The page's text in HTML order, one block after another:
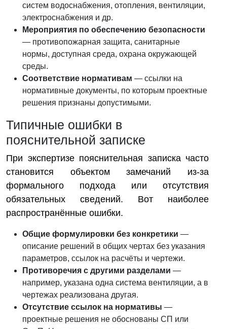
систем водоснабжения, отопления, вентиляции,
электроснабжения и др.
Мероприятия по обеспечению безопасности
— противопожарная защита, санитарные
нормы, доступная среда, охрана окружающей
среды.
Соответствие нормативам — ссылки на
нормативные документы, по которым проектные
решения признаны допустимыми.
Типичные ошибки в
пояснительной записке
При экспертизе пояснительная записка часто
становится объектом замечаний из-за
формального подхода или отсутствия
обязательных сведений. Вот наиболее
распространённые ошибки.
Общие формулировки без конкретики —
описание решений в общих чертах без указания
параметров, ссылок на расчёты и чертежи.
Противоречия с другими разделами —
например, указана одна система вентиляции, а в
чертежах реализована другая.
Отсутствие ссылок на нормативы —
проектные решения не обоснованы СП или